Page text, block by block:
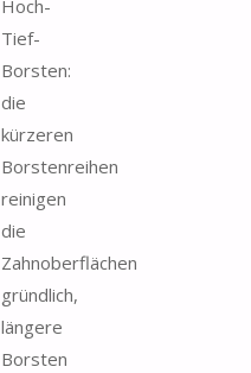
Hoch-
Tief-
Borsten:
die
kürzeren
Borstenreihen
reinigen
die
Zahnoberflächen
gründlich,
längere
Borsten